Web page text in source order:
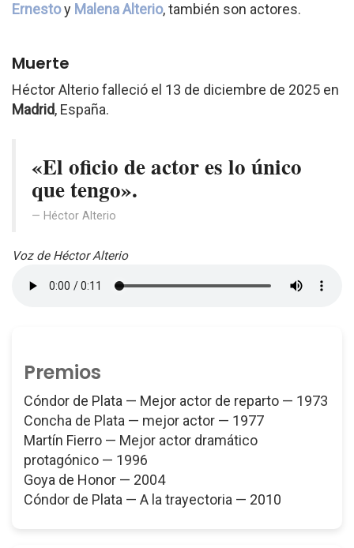
Ernestoy Malena Alterio, también son actores.
Muerte
Héctor Alterio falleció el 13 de diciembre de 2025 en
Madrid, España.
«El oficio de actor es lo único
que tengo».
Héctor Alterio
Voz de Héctor Alterio
Premios
Cóndor de Plata — Mejor actor de reparto — 1973
Concha de Plata — mejor actor — 1977
Martín Fierro — Mejor actor dramático
protagónico — 1996
Goya de Honor — 2004
Cóndor de Plata — A la trayectoria — 2010